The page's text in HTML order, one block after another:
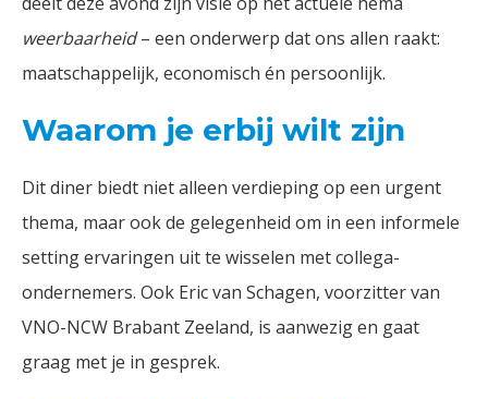
weerbaarheid– een onderwerp dat ons allen raakt:
maatschappelijk, economisch én persoonlijk.
Waarom je erbij wilt zijn
Dit diner biedt niet alleen verdieping op een urgent
thema, maar ook de gelegenheid om in een informele
setting ervaringen uit te wisselen met collega-
ondernemers. Ook Eric van Schagen, voorzitter van
VNO-NCW Brabant Zeeland, is aanwezig en gaat
graag met je in gesprek.